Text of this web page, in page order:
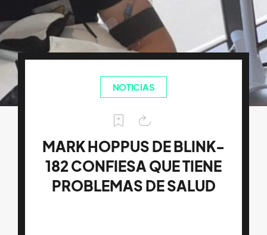
NOTICIAS
MARK HOPPUS DE BLINK-
182 CONFIESA QUE TIENE
PROBLEMAS DE SALUD